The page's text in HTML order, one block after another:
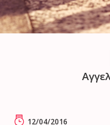
12/04/2016